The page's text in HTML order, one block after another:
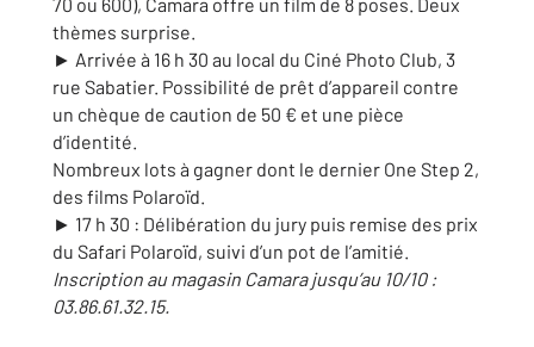
thèmes surprise.
► Arrivée à 16 h 30 au local du Ciné Photo Club, 3
rue Sabatier. Possibilité de prêt d’appareil contre
un chèque de caution de 50 € et une pièce
d’identité.
Nombreux lots à gagner dont le dernier One Step 2,
des films Polaroïd.
► 17 h 30 : Délibération du jury puis remise des prix
du Safari Polaroïd, suivi d’un pot de l’amitié.
Inscription au magasin Camara jusqu’au 10/10 :
03.86.61.32.15.